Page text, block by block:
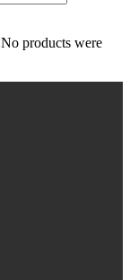
No products were